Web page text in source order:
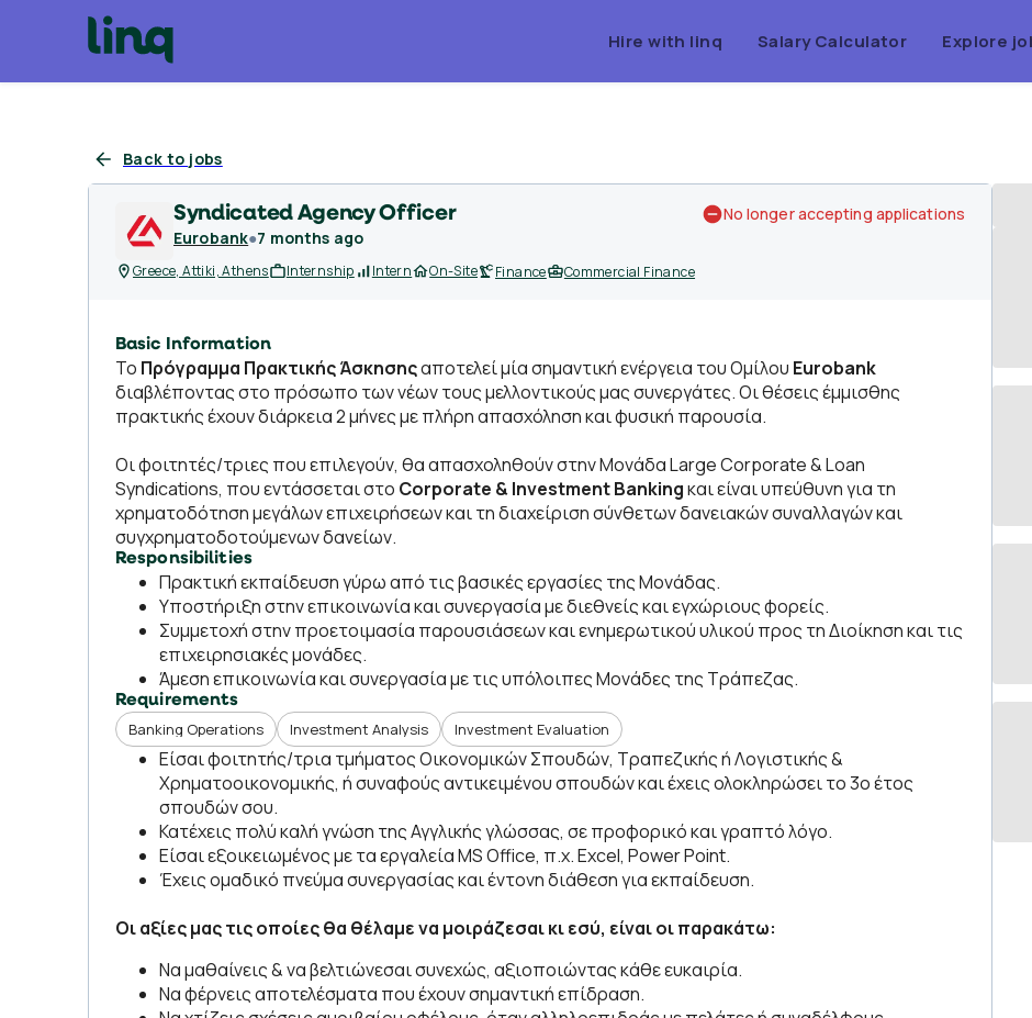
Hire with linq Salary Calculator Explore
Back to jobs
Syndicated Agency Officer
Eurobank●7 months ago
No longer accepting applications
Greece, Attiki, Athens Internship Intern On-Site Finance Commercial Finance
Basic Information
To Πρόγραμμα Πρακτικής Άσκησηςαποτελεί μία σημαντική ενέργεια του Ομίλου Eurobank
διαβλέποντας στο πρόσωπο των νέων τους μελλοντικούς μας συνεργάτες. Οι θέσεις έμμισθης
πρακτικής έχουν διάρκεια 2 μήνες με πλήρη απασχόληση και φυσική παρουσία.
Οι φοιτητές/τριες που επιλεγούν, θα απασχοληθούν στην Μονάδα Large Corporate & Loan
Syndications, που εντάσσεται στο Corporate & Investment Bankingκαι είναι υπεύθυνηγια τη
χρηματοδότηση μεγάλων επιχειρήσεων και τη διαχείριση σύνθετων δανειακών συναλλαγών και
συγχρηματοδοτούμενων δανείων.
Responsibilities
Πρακτική εκπαίδευση γύρω από τις βασικές εργασίες της Μονάδας.
Υποστήριξη στην επικοινωνία και συνεργασία με διεθνείς και εγχώριους φορείς.
Συμμετοχή στην προετοιμασία παρουσιάσεων και ενημερωτικού υλικού προς τη Διοίκηση και τις
επιχειρησιακές μονάδες.
Άμεση επικοινωνία και συνεργασία με τις υπόλοιπες Μονάδες της Τράπεζας.
Requirements
Banking Operations Investment Analysis Investment Evaluation
Είσαι φοιτητής/τρια τμήματος Οικονομικών Σπουδών, Τραπεζικής ή Λογιστικής &
Χρηματοοικονομικής, ή συναφούς αντικειμένου σπουδών και έχεις ολοκληρώσει το 3ο έτος
σπουδών σου.
Κατέχεις πολύ καλή γνώση της Αγγλικής γλώσσας, σε προφορικό και γραπτό λόγο.
Είσαι εξοικειωμένος με τα εργαλεία MS Office, π.χ. Excel, Power Point.
Έχεις ομαδικό πνεύμα συνεργασίας και έντονη διάθεση για εκπαίδευση.
Οι αξίες μας τις οποίες θα θέλαμε να μοιράζεσαι κι εσύ, είναι οι παρακάτω:
Να μαθαίνεις & να βελτιώνεσαι συνεχώς, αξιοποιώντας κάθε ευκαιρία.
Να φέρνεις αποτελέσματα που έχουν σημαντική επίδραση.